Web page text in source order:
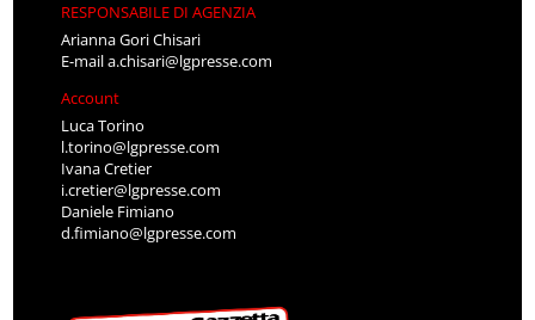
RESPONSABILE DI AGENZIA
Arianna Gori Chisari
E-maila.chisari@lgpresse.com
Account
Luca Torino
l.torino@lgpresse.com
Ivana Cretier
i.cretier@lgpresse.com
Daniele Fimiano
d.fimiano@lgpresse.com